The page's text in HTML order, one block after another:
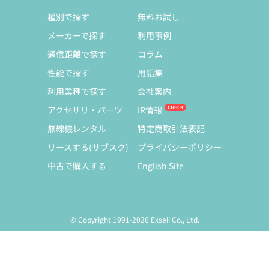
種別で探す
メーカーで探す
通信距離で探す
性能で探す
利用業種で探す
アクセサリ・パーツ
無線機レンタル
リースする(サブスク)
中古で購入する
無料お試し
利用事例
コラム
用語集
会社案内
IR情報
特定商取引法表記
プライバシーポリシー
English Site
© Copyright 1991-2026 Exseli Co., Ltd.